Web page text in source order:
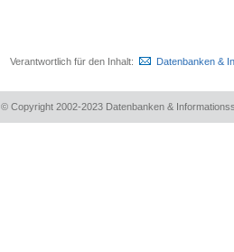
Verantwortlich für den Inhalt: Datenbanken &
© Copyright 2002-2023 Datenbanken &